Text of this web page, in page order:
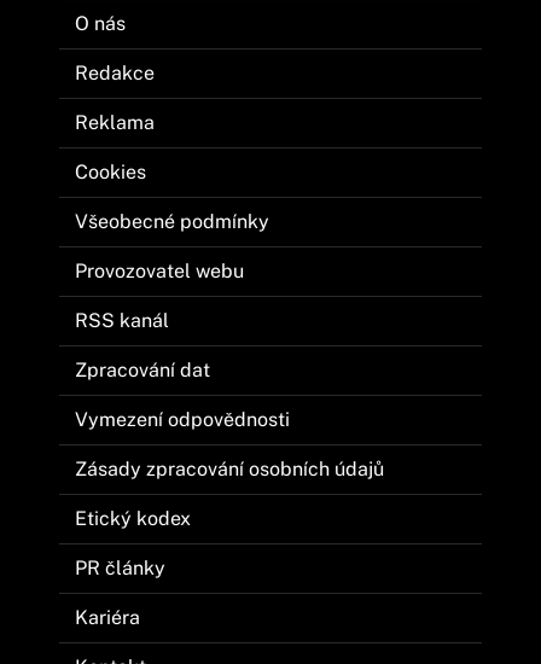
O nás
Redakce
Reklama
Cookies
Všeobecné podmínky
Provozovatel webu
RSS kanál
Zpracování dat
Vymezení odpovědnosti
Zásady zpracování osobních údajů
Etický kodex
PR články
Kariéra